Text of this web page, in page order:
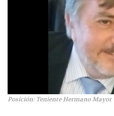
Posición: Teniente Hermano Mayor